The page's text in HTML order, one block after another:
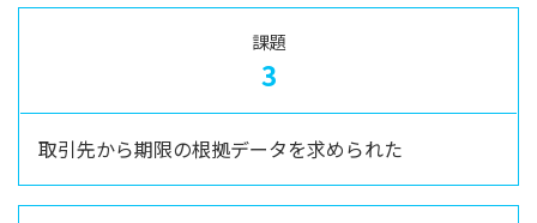
課題
3
取引先から期限の根拠データを求められた